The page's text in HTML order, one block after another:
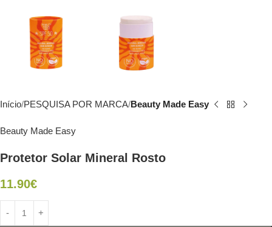
Início PESQUISA POR MARCA Beauty Made Easy
Beauty Made Easy
Protetor Solar Mineral Rosto
11.90€